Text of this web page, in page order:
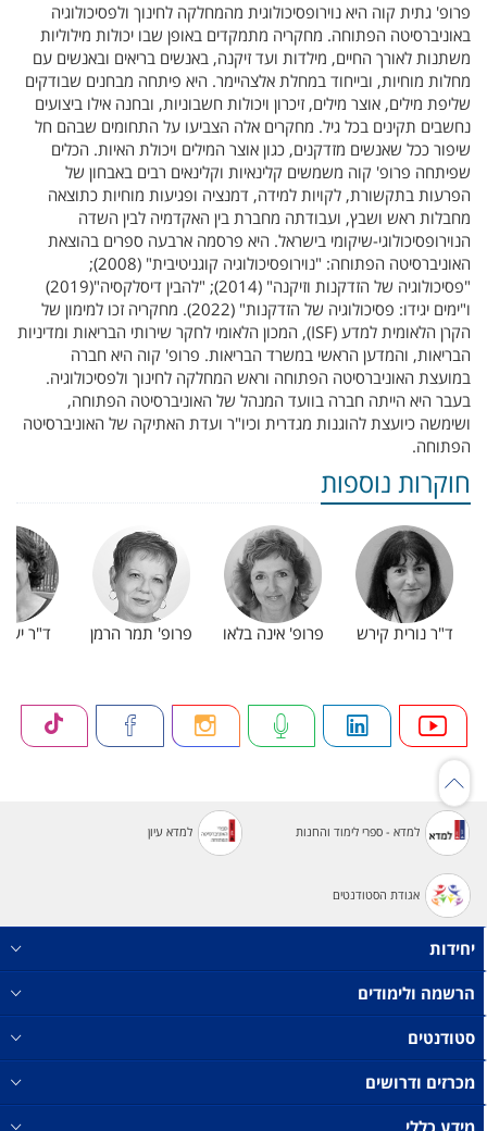
פרופ' גתית קוה היא נוירופסיכולוגית מהמחלקה לחינוך ולפסיכולוגיה
באוניברסיטה הפתוחה. מחקריה מתמקדים באופן שבו יכולות מילוליות
משתנות לאורך החיים, מילדות ועד זיקנה, באנשים בריאים ובאנשים עם
מחלות מוחיות, ובייחוד במחלת אלצהיימר. היא פיתחה מבחנים שבודקים
שליפת מילים, אוצר מילים, זיכרון ויכולות חשבוניות, ובחנה אילו ביצועים
נחשבים תקינים בכל גיל. מחקרים אלה הצביעו על התחומים שבהם חל
שיפור ככל שאנשים מזדקנים, כגון אוצר המילים ויכולת האיות. הכלים
שפיתחה פרופ' קוה משמשים קלינאיות וקלינאים רבים באבחון של
הפרעות בתקשורת, לקויות למידה, דמנציה ופגיעות מוחיות כתוצאה
מחבלות ראש ושבץ, ועבודתה מחברת בין האקדמיה לבין השדה
הנוירופסיכולוגי-שיקומי בישראל. היא פרסמה ארבעה ספרים בהוצאת
האוניברסיטה הפתוחה: "נוירופסיכולוגיה קוגניטיבית"
(2008);
"פסיכולוגיה של הזדקנות וזיקנה" (2014); "להבין דיסלקסיה"
(2019)
ו"ימים יגידו: פסיכולוגיה של הזדקנות" (2022). מחקריה זכו למימון של
הקרן הלאומית למדע (ISF), המכון הלאומי לחקר שירותי הבריאות ומדיניות
הבריאות, והמדען הראשי במשרד הבריאות. פרופ' קוה היא חברה
במועצת האוניברסיטה הפתוחה וראש המחלקה לחינוך ולפסיכולוגיה.
בעבר היא הייתה חברה בוועד המנהל של האוניברסיטה הפתוחה,
ושימשה כיועצת להוגנות מגדרית וכיו"ר ועדת האתיקה של האוניברסיטה
הפתוחה.
חוקרות נוספות
ד"ר נורית קירש פרופ' אינה בלאו פרופ' תמר הרמן ד"ר
למדא - ספרי לימוד והחנות למדא עיון
אגודת הסטודנטים
יחידות
הרשמה ולימודים
סטודנטים
מכרזים ודרושים